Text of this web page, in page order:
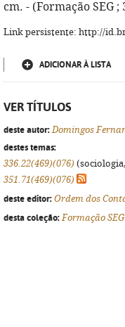
cm. - (Formação SEG ;
Link persistente: http://
ADICIONAR À LISTA
VER TÍTULOS
deste autor: Domingos
destes temas:
336.22(469)(076)
351.71(469)(076)
deste editor: Ordem dos
desta coleção: Formação SEG